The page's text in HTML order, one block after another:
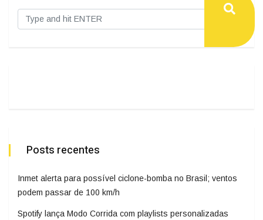
Posts recentes
Inmet alerta para possível ciclone-bomba no Brasil; ventos
podem passar de 100 km/h
Spotify lança Modo Corrida com playlists personalizadas